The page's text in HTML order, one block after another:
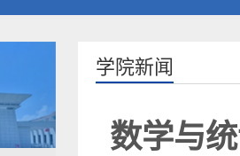
学院新闻
数学与